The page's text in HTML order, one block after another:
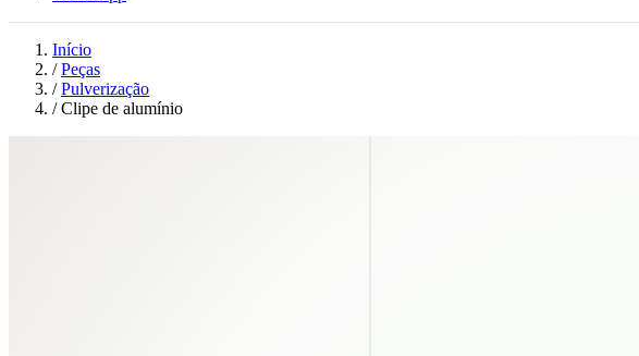
Início
/ Peças
/ Pulverização
/ Clipe de alumínio